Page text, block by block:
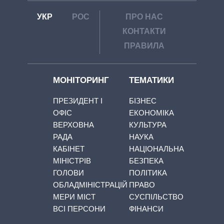
УКР РОС
ПРО НАС
КОНТАКТИ
ПРАВИЛА
МОНІТОРИНГ
ПРЕЗИДЕНТ І
ОФІС
ВЕРХОВНА
РАДА
КАБІНЕТ
МІНІСТРІВ
ГОЛОВИ
ОБЛАДМІНІСТРАЦІЙ
МЕРИ МІСТ
ВСІ ПЕРСОНИ
ТЕМАТИКИ
БІЗНЕС
ЕКОНОМІКА
КУЛЬТУРА
НАУКА
НАЦІОНАЛЬНА
БЕЗПЕКА
ПОЛІТИКА
ПРАВО
СУСПІЛЬСТВО
ФІНАНСИ